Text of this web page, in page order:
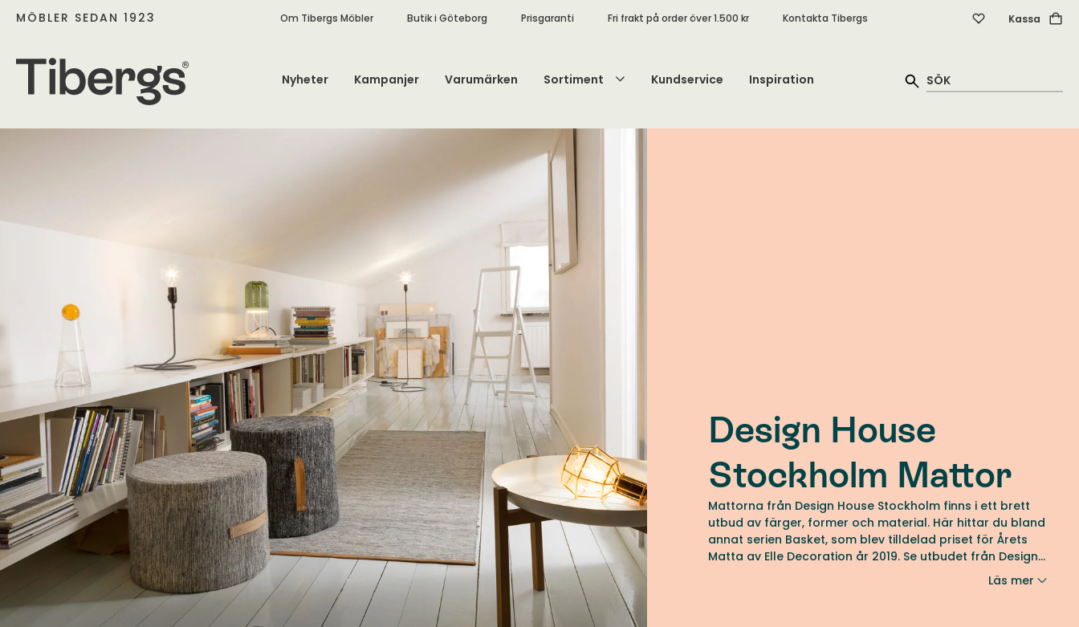
MÖBLER SEDAN 1923 Om Tibergs Möbler Butik i Göteborg Prisgaranti Fri frakt på order över 1.500 kr Kontakta Tibergs Kassa
Nyheter Kampanjer Varumärken Sortiment Kundservice Inspiration
Design House
Stockholm Mattor
Mattorna från Design House Stockholm finns i ett brett
utbud av färger, former och material. Här hittar du bland
annat serien Basket, som blev tilldelad priset för Årets
Matta av Elle Decoration år 2019. Se utbudet från Design
Läs mer